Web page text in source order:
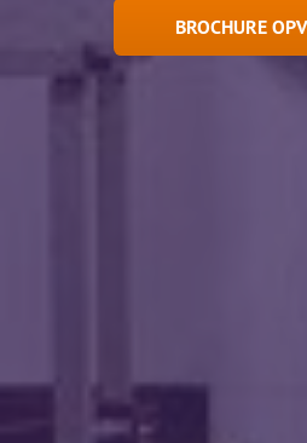
BROCHURE